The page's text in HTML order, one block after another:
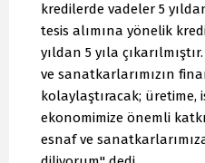
kredilerde vadeler 5
tesis alımına yönelik
yıldan 5 yıla
ve sanatkarlarımızın
kolaylaştıracak; üretime,
ekonomimize önemli
esnaf ve